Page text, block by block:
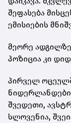
შეფასება
ემისიების
მეორე ადგილზე
პოზიცია კი
პირველ
შვედეთი,
სლოვენია,